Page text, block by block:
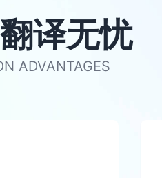
译无忧
ADVANTAGES